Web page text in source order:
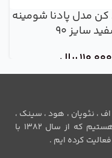
مدل پادنا شومینه
سایز 90
ریال
، نئوپان ، هود ، سینک ،
گاز و یراق آلات کابینت و دکوراسیون هستیم که از سال 1382 با
کرده ایم .